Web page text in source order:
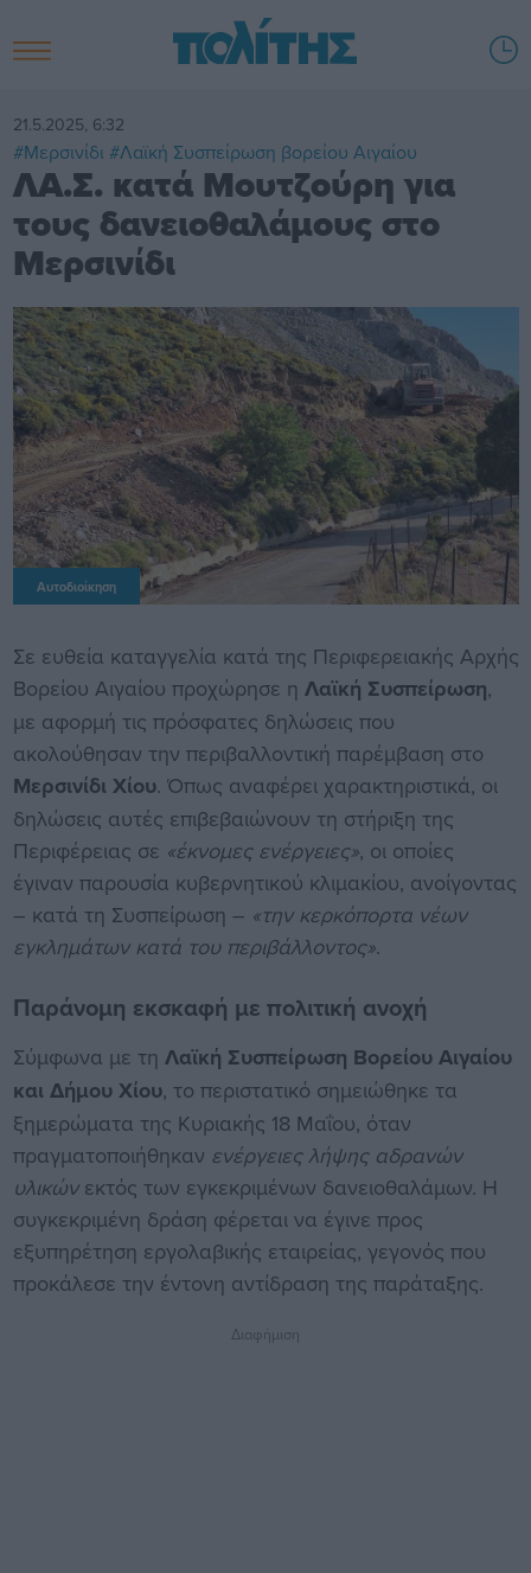
21.5.2025, 6:32
#Μερσινίδι #Λαϊκή Συσπείρωση βορείου Αιγαίου
ΛΑ.Σ. κατά Μουτζούρη για
τους δανειοθαλάμους στο
Μερσινίδι
Αυτοδιοίκηση
Σε ευθεία καταγγελία κατά της Περιφερειακής Αρχής
Βορείου Αιγαίου προχώρησε η Λαϊκή Συσπείρωση,
με αφορμή τις πρόσφατες δηλώσεις που
ακολούθησαν την περιβαλλοντική παρέμβαση στο
Μερσινίδι Χίου. Όπως αναφέρει χαρακτηριστικά, οι
δηλώσεις αυτές επιβεβαιώνουν τη στήριξη της
Περιφέρειας σε «έκνομες ενέργειες», οι οποίες
έγιναν παρουσία κυβερνητικού κλιμακίου, ανοίγοντας
– κατά τη Συσπείρωση – «την κερκόπορτα νέων
εγκλημάτων κατά του περιβάλλοντος».
Παράνομη εκσκαφή με πολιτική ανοχή
Σύμφωνα με τη Λαϊκή Συσπείρωση Βορείου Αιγαίου
και Δήμου Χίου, το περιστατικό σημειώθηκε τα
ξημερώματα της Κυριακής 18 Μαΐου, όταν
πραγματοποιήθηκαν ενέργειες λήψης αδρανών
υλικώνεκτός των εγκεκριμένων δανειοθαλάμων. Η
συγκεκριμένη δράση φέρεται να έγινε προς
εξυπηρέτηση εργολαβικής εταιρείας, γεγονός που
προκάλεσε την έντονη αντίδραση της παράταξης.
Διαφήμιση